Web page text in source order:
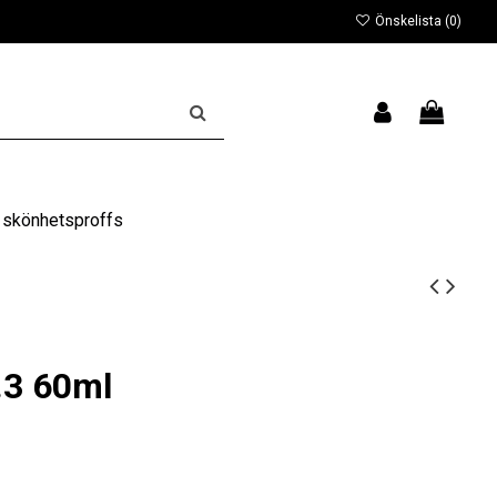
Önskelista (0)
skönhetsproffs
60ml